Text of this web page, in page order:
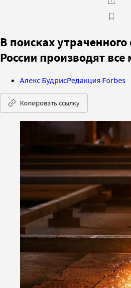
В поисках
России производят
Алекс БудрисРедакция Forbes
Копировать ссылку